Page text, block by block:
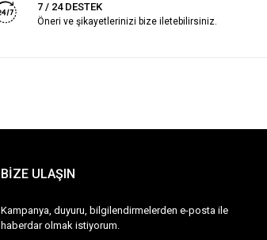
7 / 24 DESTEK
Öneri ve şikayetlerinizi bize iletebilirsiniz.
BİZE ULAŞIN
Kampanya, duyuru, bilgilendirmelerden e-posta ile
haberdar olmak istiyorum.